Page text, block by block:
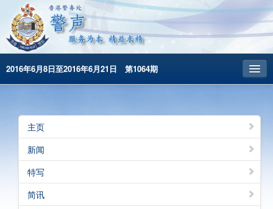
2016年6月8日至2016年6月21日 第1064期
昔日警声
警务处主页
繁體版
English
主页
新闻
特写
简讯